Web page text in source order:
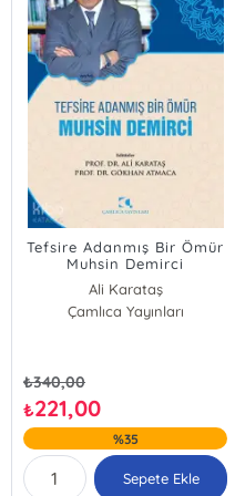
Tefsire Adanmış Bir Ömür
Muhsin Demirci
Ali Karataş
Gökhan Atmaca
Çamlıca Yayınları
₺340,00
₺221,00
%35
Sepete Ekle